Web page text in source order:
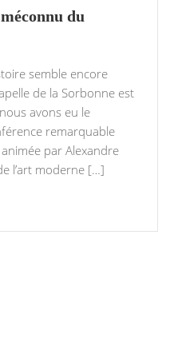
du
semble encore
de la Sorbonne est
avons eu le
remarquable
par Alexandre
l’art moderne […]